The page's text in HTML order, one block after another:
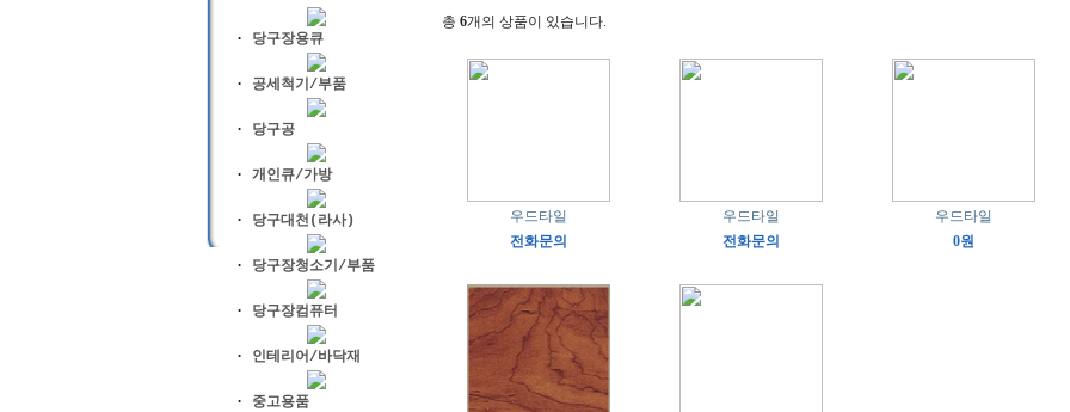
· 당구장용큐
· 공세척기/부품
· 당구공
· 개인큐/가방
· 당구대천(라사)
· 당구장청소기/부품
· 당구장컴퓨터
· 인테리어/바닥재
· 중고용품
총 6개의 상품이 있습니다.
우드타일
전화문의
우드타일
전화문의
우드타일
0원